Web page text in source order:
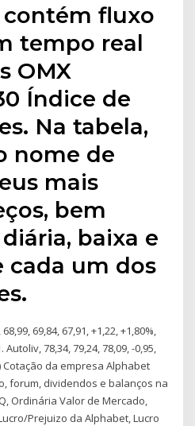
contém fluxo
tempo real
OMX
Índice de
Na tabela,
nome de
mais
bem
baixa e
cada um dos
69,84, 67,91, +1,22, +1,80%,
Autoliv, 78,34, 79,24, 78,09, -0,95,
Cotação da empresa Alphabet
forum, dividendos e balanços na
Ordinária Valor de Mercado,
Prejuizo da Alphabet, Lucro